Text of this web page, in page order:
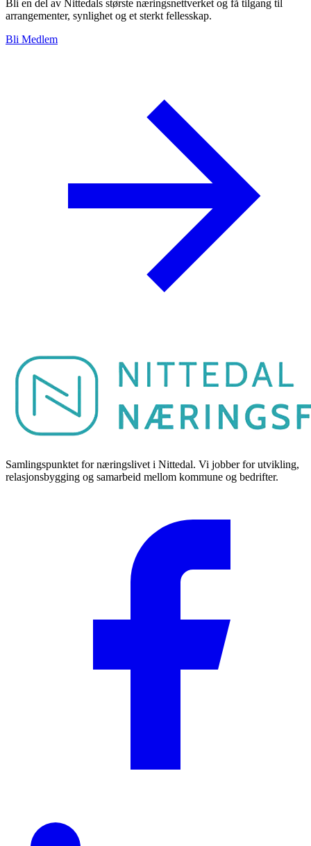
Bli en del av Nittedals største næringsnettverket og få tilgang til
arrangementer, synlighet og et sterkt fellesskap.
Bli Medlem
Samlingspunktet for næringslivet i Nittedal. Vi jobber for utvikling,
relasjonsbygging og samarbeid mellom kommune og bedrifter.